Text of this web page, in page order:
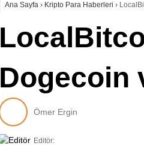
Ana Sayfa › Kripto Para Haberleri ›
Dogecoin
Ömer Ergin
Editör: